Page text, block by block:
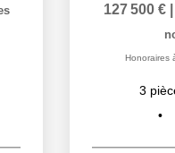
127 500 €
Honoraires
3